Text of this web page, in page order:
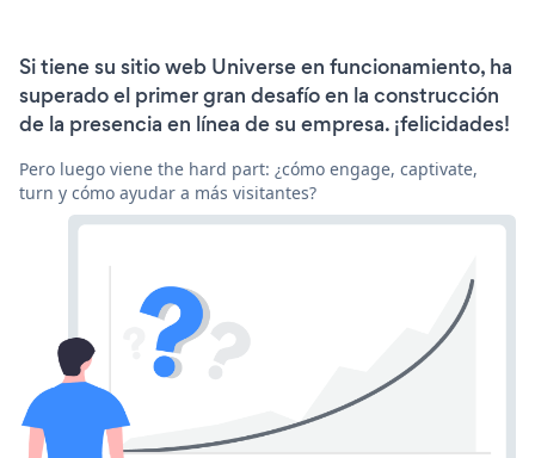
Si tiene su sitio web Universe en funcionamiento, ha
superado el primer gran desafío en la construcción
de la presencia en línea de su empresa. ¡felicidades!
Pero luego viene the hard part: ¿cómo engage, captivate,
turn y cómo ayudar a más visitantes?